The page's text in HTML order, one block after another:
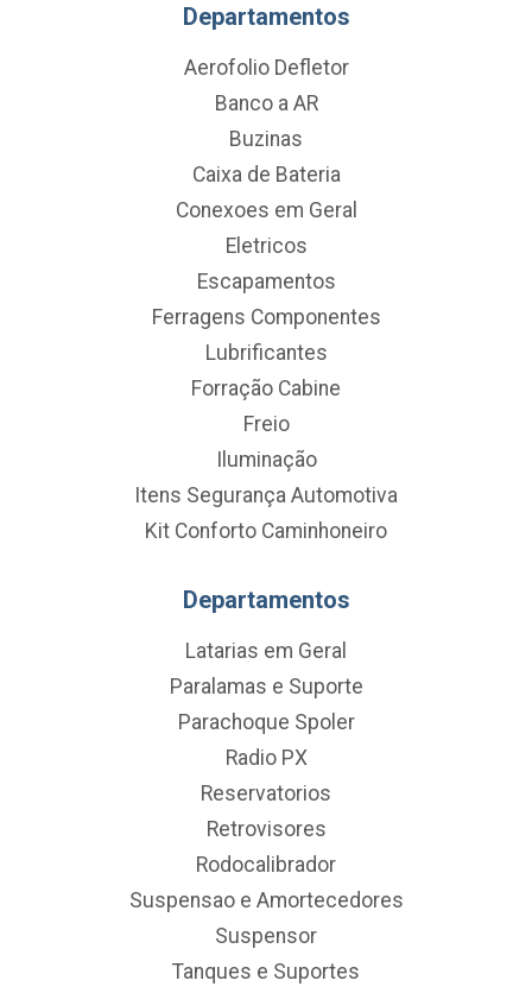
Departamentos
Aerofolio Defletor
Banco a AR
Buzinas
Caixa de Bateria
Conexoes em Geral
Eletricos
Escapamentos
Ferragens Componentes
Lubrificantes
Forração Cabine
Freio
Iluminação
Itens Segurança Automotiva
Kit Conforto Caminhoneiro
Departamentos
Latarias em Geral
Paralamas e Suporte
Parachoque Spoler
Radio PX
Reservatorios
Retrovisores
Rodocalibrador
Suspensao e Amortecedores
Suspensor
Tanques e Suportes